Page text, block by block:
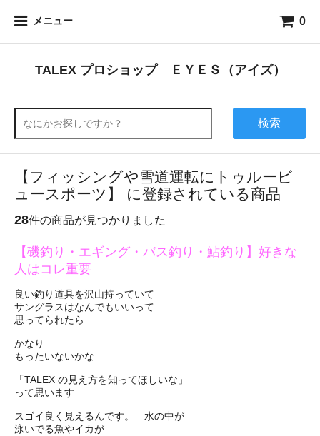
メニュー 0
TALEX プロショップ ＥＹＥＳ（アイズ）
検索
【フィッシングや雪道運転にトゥルービ
ュースポーツ】 に登録されている商品
28件の商品が見つかりました
【磯釣り・エギング・バス釣り・鮎釣り】好きな
人はコレ重要
良い釣り道具を沢山持っていて
サングラスはなんでもいいって
思ってられたら
かなり
もったいないかな
「TALEX の見え方を知ってほしいな」
って思います
スゴイ良く見えるんです。 水の中が
泳いでる魚やイカが